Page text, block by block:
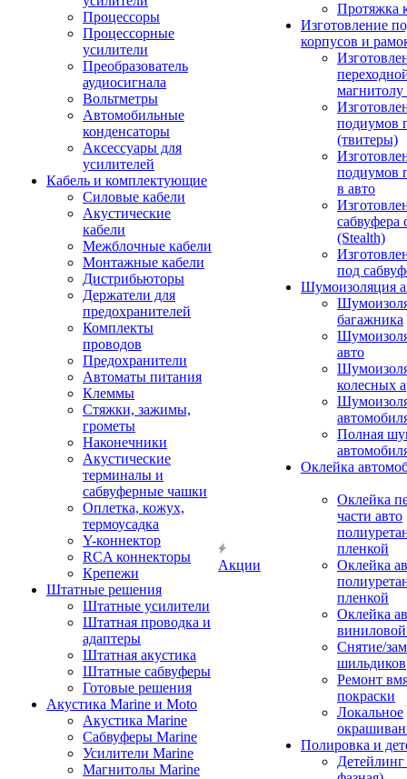
Процессоры
Процессорные
усилители
Преобразователь
аудиосигнала
Вольтметры
Автомобильные
конденсаторы
Аксессуары для
усилителей
Кабель и комплектующие
Силовые кабели
Акустические
кабели
Межблочные кабели
Монтажные кабели
Дистрибьюторы
Держатели для
предохранителей
Комплекты
проводов
Предохранители
Автоматы питания
Клеммы
Стяжки, зажимы,
грометы
Наконечники
Акустические
терминалы и
сабвуферные чашки
Оплетка, кожух,
термоусадка
Y-коннектор
RCA коннекторы
Крепежи
Штатные решения
Штатные усилители
Штатная проводка и
адаптеры
Штатная акустика
Штатные сабвуферы
Готовые решения
Акустика Marine и Moto
Акустика Marine
Сабвуферы Marine
Усилители Marine
Магнитолы Marine
Акции
Протяжка
Изготовление
корпусов и
подиумов
(твитеры)
подиумов
в авто
сабвуфера
(Stealth)
под
Шумоизоляция
багажника
авто
колесных
Полная
Оклейка
Оклейка
части авто
пленкой
Оклейка
пленкой
Оклейка
Снятие/
шильдиков
Ремонт
покраски
Локальное
Полировка и